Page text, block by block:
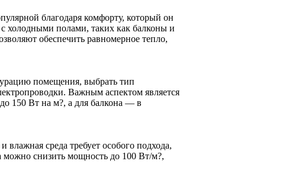
благодаря комфорту, который он
холодными полами, таких как балконы и
обеспечить равномерное тепло,
помещения, выбрать тип
Важным аспектом является
150 Вт на м?, а для балкона — в
среда требует особого подхода,
снизить мощность до 100 Вт/м?,